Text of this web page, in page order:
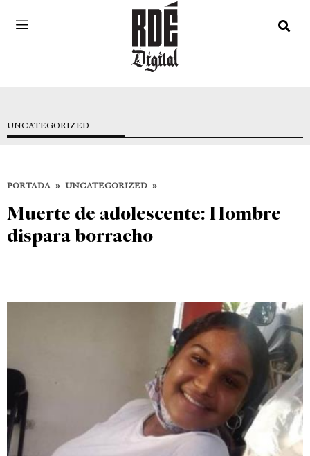
UNCATEGORIZED
PORTADA » UNCATEGORIZED »
Muerte de adolescente: Hombre
dispara borracho